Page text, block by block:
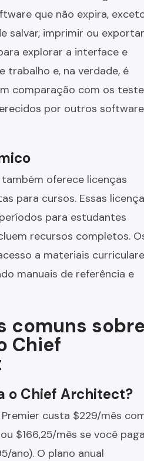
que não expira,
salvar, imprimir ou
explorar a interface e
trabalho e, na verdade, é
comparação com os
por outros
oferece licenças
para cursos. Essas
para estudantes
recursos completos.
a materiais
manuais de referência e
comuns
Chief
o Chief Architect?
custa $229/mês
$166,25/mês se você
ano). O plano anual